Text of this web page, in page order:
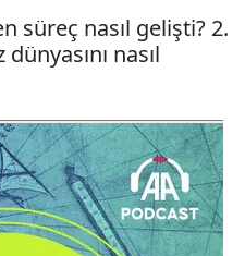
süreç nasıl gelişti? 2.
nasıl